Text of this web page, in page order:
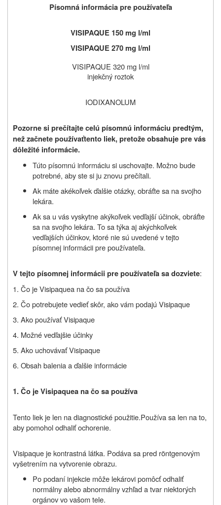
Písomná informácia pre používateľa
VISIPAQUE 150 mg l/ml
VISIPAQUE 270 mg l/ml
VISIPAQUE 320 mg l/ml
injekčný roztok
IODIXANOLUM
Pozorne si prečítajte celú písomnú informáciu predtým,
než začnete používaťtento liek, pretože obsahuje pre vás
dôležité informácie.
Túto písomnú informáciu si uschovajte. Možno bude
potrebné, aby ste si ju znovu prečítali.
Ak máte akékoľvek ďalšie otázky, obráťte sa na svojho
lekára.
Ak sa u vás vyskytne akýkoľvek vedľajší účinok, obráťte
sa na svojho lekára. To sa týka aj akýchkoľvek
vedľajších účinkov, ktoré nie sú uvedené v tejto
písomnej informácii pre používateľa.
V tejto písomnej informácii pre používateľa sa dozviete:
1. Čo jeVisipaquea na čo sa používa
2. Čo potrebujete vedieť skôr, ako vám podajú Visipaque
3. Ako používaťVisipaque
4. Možné vedľajšie účinky
5. Ako uchovávaťVisipaque
6. Obsah balenia a ďalšie informácie
1. Čo jeVisipaquea na čo sa používa
Tento liek je len na diagnostické použitie.Používa sa len na to,
aby pomohol odhaliť ochorenie.
Visipaque je kontrastná látka. Podáva sa pred röntgenovým
vyšetrením na vytvorenie obrazu.
Po podaní injekcie môže lekárovi pomôcť odhaliť
normálny alebo abnormálny vzhľad a tvar niektorých
orgánov vo vašom tele.